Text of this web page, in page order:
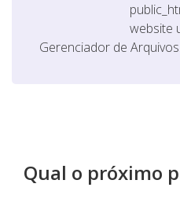
website
Gerenciador de Arquivos.
Qual o próximo